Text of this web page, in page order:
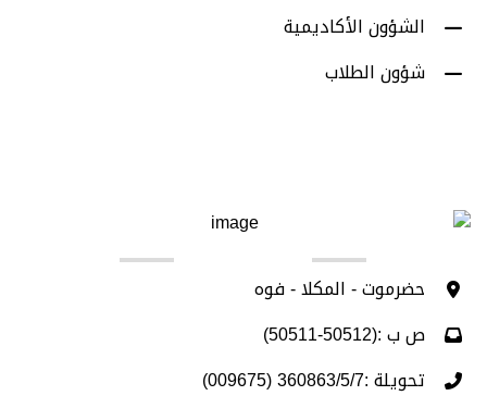
الشؤون الأكاديمية
شؤون الطلاب
حضرموت - المكلا - فوه
ص ب :(50512-50511)
تحويلة :360863/5/7 (009675)